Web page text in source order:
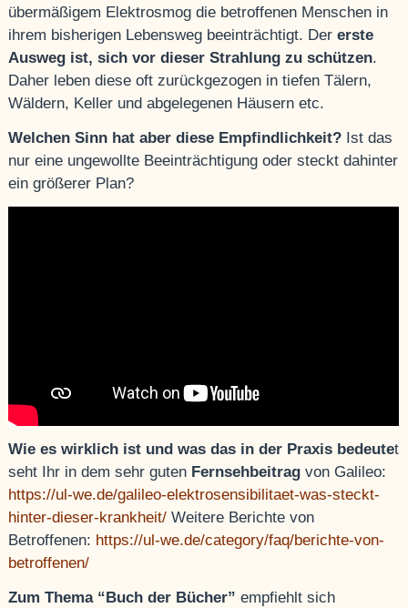
übermäßigem Elektrosmog die betroffenen Menschen in
ihrem bisherigen Lebensweg beeinträchtigt. Dererste
Ausweg ist, sich vor dieser Strahlung zu schützen.
Daher leben diese oft zurückgezogen in tiefen Tälern,
Wäldern, Keller und abgelegenen Häusern etc.
Welchen Sinn hat aber diese Empfindlichkeit? Ist das
nur eine ungewollte Beeinträchtigung oder steckt dahinter
ein größerer Plan?
Wie es wirklich ist und was das in der Praxis bedeutet
seht Ihr in dem sehr guten Fernsehbeitrag von Galileo:
https://ul-we.de/galileo-elektrosensibilitaet-was-steckt-
hinter-dieser-krankheit/ Weitere Berichte von
Betroffenen: https://ul-we.de/category/faq/berichte-von-
betroffenen/
Zum Thema “Buch der Bücher” empfiehlt sich